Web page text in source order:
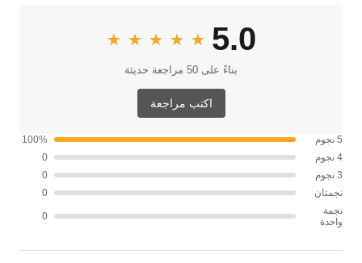
5.0
★★★★★
★★★★★
بناءً على 50 مراجعة حديثة
اكتب مراجعة
5 نجوم
100%
4 نجوم
0
3 نجوم
0
نجمتان
0
نجمة
واحدة
0